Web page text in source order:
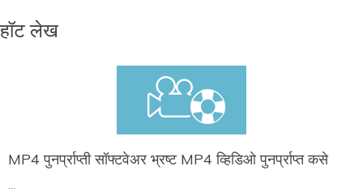
हॉट लेख
MP4 पुनर्प्राप्ती सॉफ्टवेअर भ्रष्ट MP4 व्हिडिओ पुनर्प्राप्त कसे
...